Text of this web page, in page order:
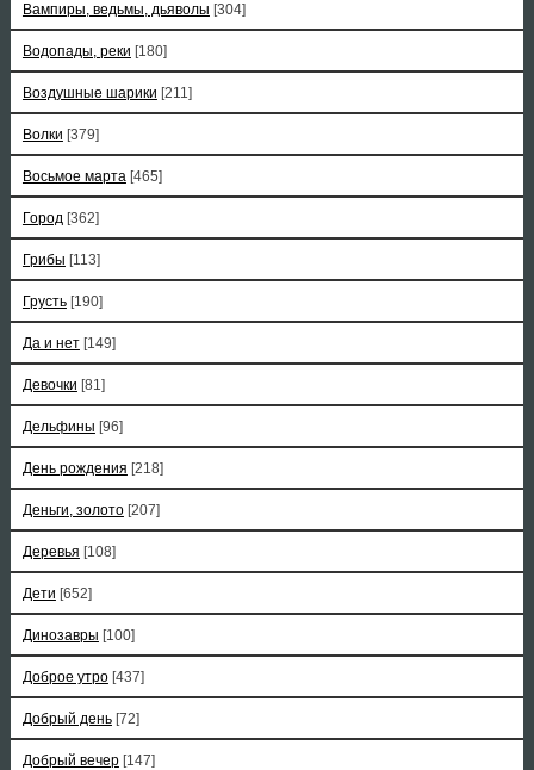
Вампиры, ведьмы, дьяволы [304]
Водопады, реки [180]
Воздушные шарики [211]
Волки [379]
Восьмое марта [465]
Город [362]
Грибы [113]
Грусть [190]
Да и нет [149]
Девочки [81]
Дельфины [96]
День рождения [218]
Деньги, золото [207]
Деревья [108]
Дети [652]
Динозавры [100]
Доброе утро [437]
Добрый день [72]
Добрый вечер [147]